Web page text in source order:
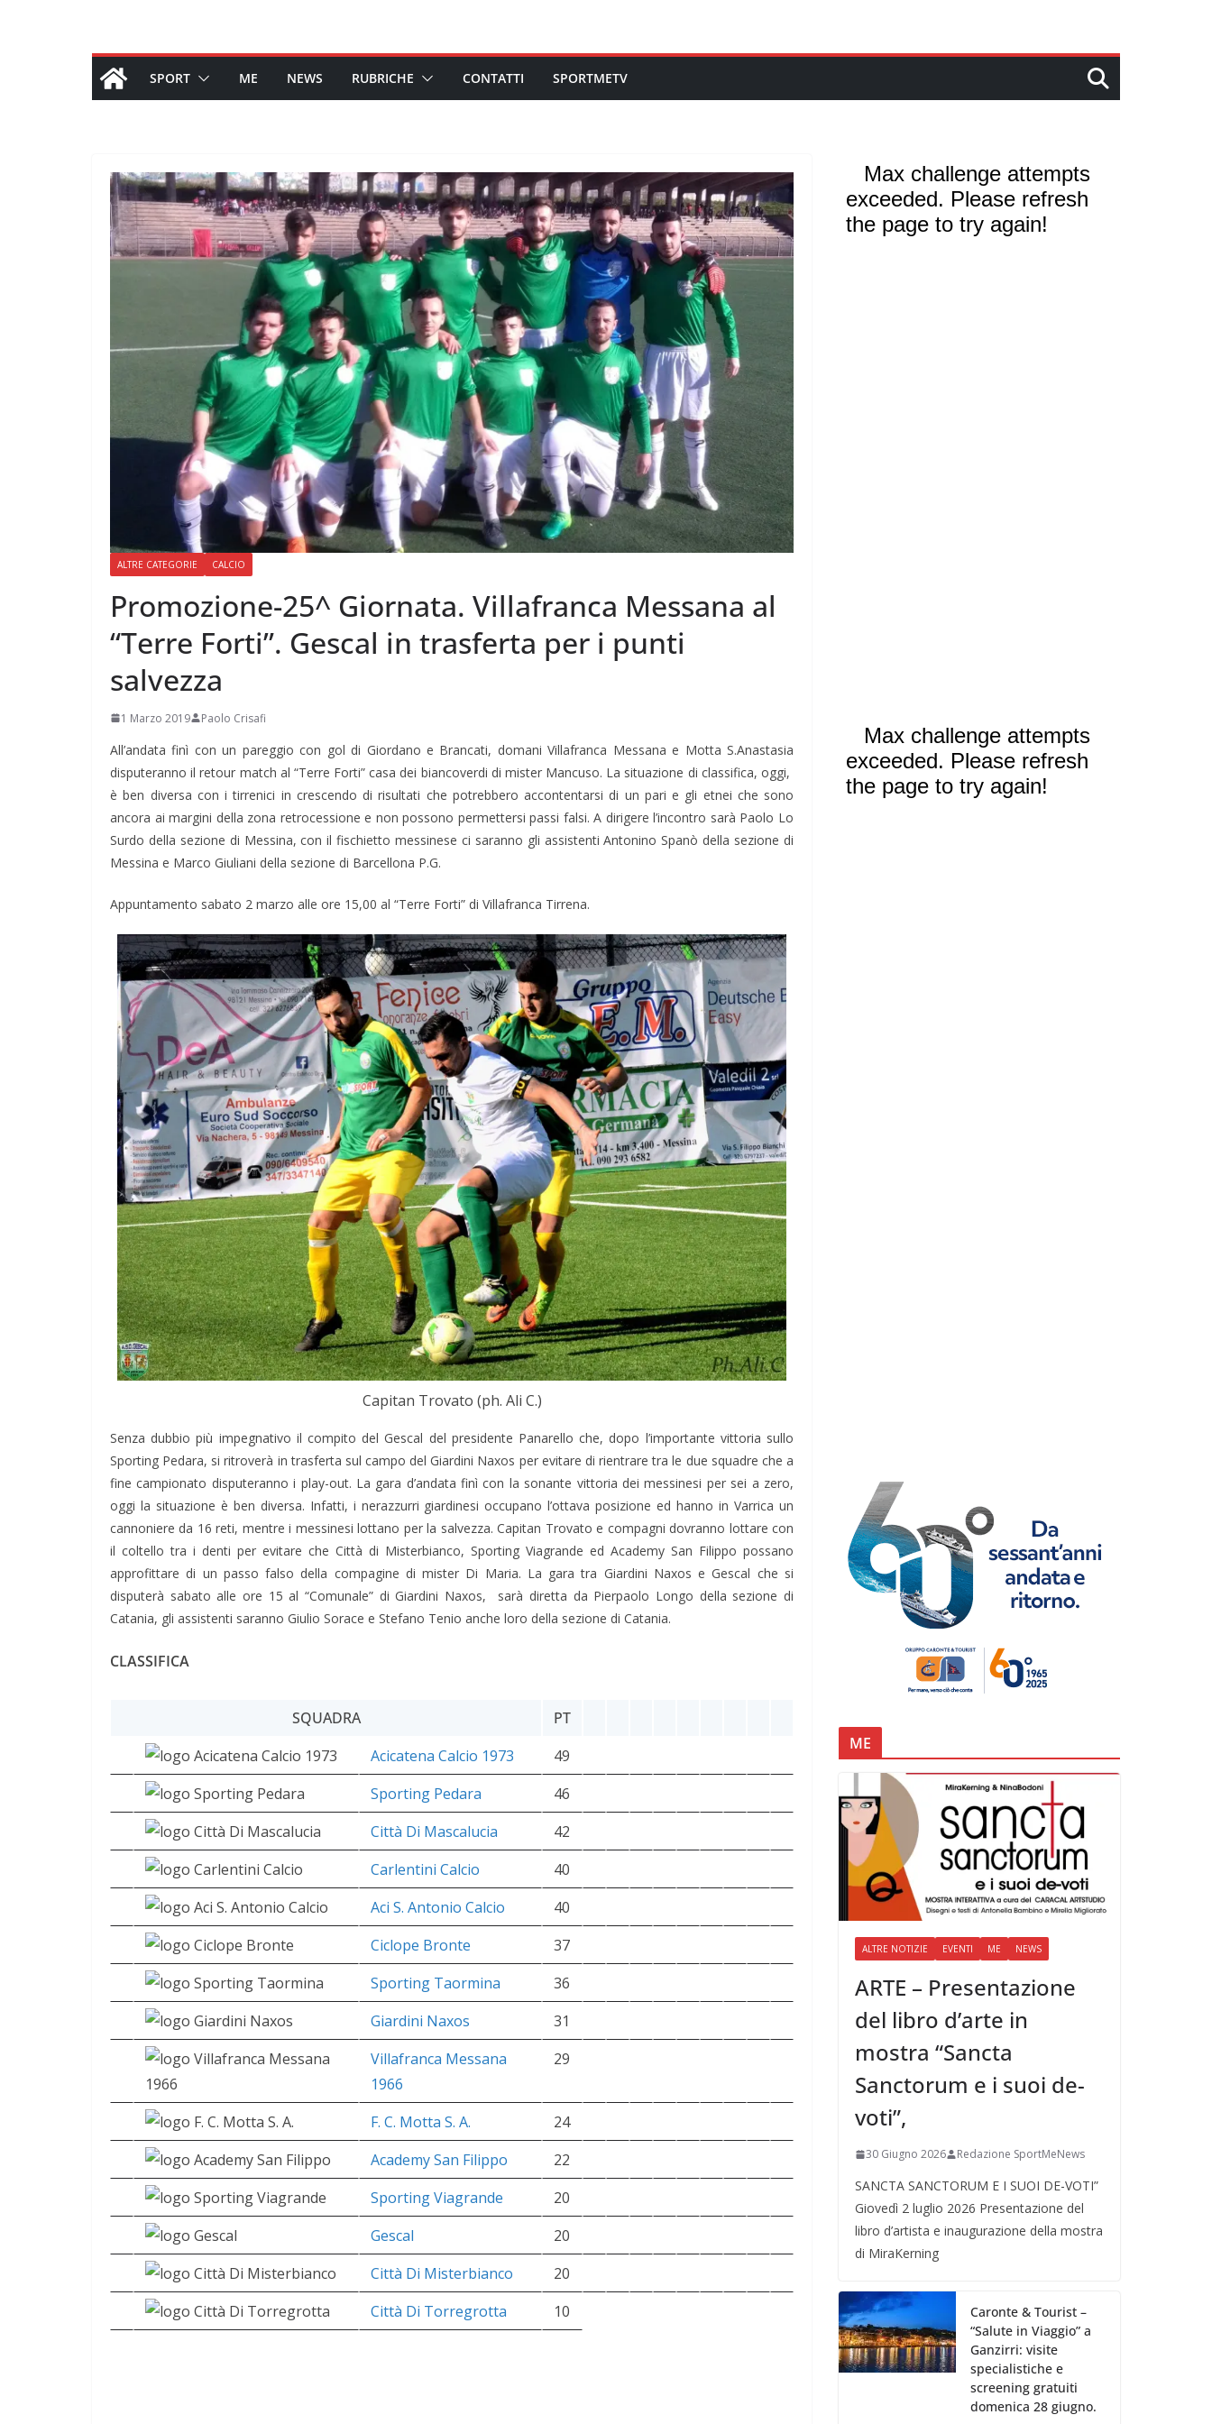
SPORT ME NEWS RUBRICHE CONTATTI SPORTMETV
ALTRE CATEGORIE CALCIO
Promozione-25^ Giornata. Villafranca Messana al
“Terre Forti”. Gescal in trasferta per i punti
salvezza
1 Marzo 2019 Paolo Crisafi
All’andata finì con un pareggio con gol di Giordano e Brancati, domani Villafranca Messana e Motta S.Anastasia
disputeranno il retour match al “Terre Forti” casa dei biancoverdi di mister Mancuso. La situazione di classifica, oggi,
è ben diversa con i tirrenici in crescendo di risultati che potrebbero accontentarsi di un pari e gli etnei che sono
ancora ai margini della zona retrocessione e non possono permettersi passi falsi. A dirigere l’incontro sarà Paolo Lo
Surdo della sezione di Messina, con il fischietto messinese ci saranno gli assistenti Antonino Spanò della sezione di
Messina e Marco Giuliani della sezione di Barcellona P.G.
Appuntamento sabato 2 marzo alle ore 15,00 al “Terre Forti” di Villafranca Tirrena.
Capitan Trovato (ph. Ali C.)
Senza dubbio più impegnativo il compito del Gescal del presidente Panarello che, dopo l’importante vittoria sullo
Sporting Pedara, si ritroverà in trasferta sul campo del Giardini Naxos per evitare di rientrare tra le due squadre che a
fine campionato disputeranno i play-out. La gara d’andata finì con la sonante vittoria dei messinesi per sei a zero,
oggi la situazione è ben diversa. Infatti, i nerazzurri giardinesi occupano l’ottava posizione ed hanno in Varrica un
cannoniere da 16 reti, mentre i messinesi lottano per la salvezza. Capitan Trovato e compagni dovranno lottare con
il coltello tra i denti per evitare che Città di Misterbianco, Sporting Viagrande ed Academy San Filippo possano
approfittare di un passo falso della compagine di mister Di Maria. La gara tra Giardini Naxos e Gescal che si
disputerà sabato alle ore 15 al “Comunale” di Giardini Naxos, sarà diretta da Pierpaolo Longo della sezione di
Catania, gli assistenti saranno Giulio Sorace e Stefano Tenio anche loro della sezione di Catania.
CLASSIFICA
SQUADRA
PT
Acicatena Calcio 1973
49
Sporting Pedara
46
Città Di Mascalucia
42
Carlentini Calcio
40
Aci S. Antonio Calcio
40
Ciclope Bronte
37
Sporting Taormina
36
Giardini Naxos
31
Villafranca Messana
1966
29
F. C. Motta S. A.
24
Academy San Filippo
22
Sporting Viagrande
20
Gescal
20
Città Di Misterbianco
20
Città Di Torregrotta
10
ME
ALTRE NOTIZIE EVENTI ME NEWS
ARTE – Presentazione
del libro d’arte in
mostra “Sancta
Sanctorum e i suoi de-
voti”,
30 Giugno 2026 Redazione SportMeNews
SANCTA SANCTORUM E I SUOI DE-VOTI”
Giovedì 2 luglio 2026 Presentazione del
libro d’artista e inaugurazione della mostra
di MiraKerning
Caronte & Tourist –
“Salute in Viaggio” a
Ganzirri: visite
specialistiche e
screening gratuiti
domenica 28 giugno.